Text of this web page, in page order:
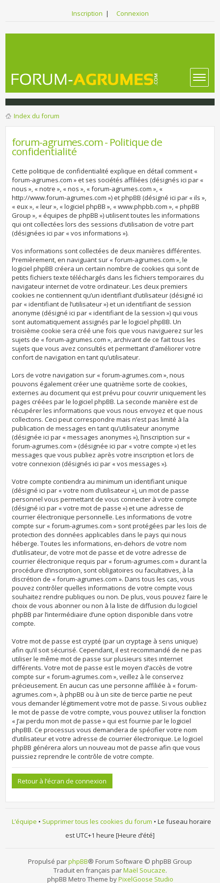
Inscription | Connexion
Index du forum
forum-agrumes.com - Politique de
confidentialité
Cette politique de confidentialité explique en détail comment «
forum-agrumes.com » et ses sociétés affiliées (désignés ici par «
nous », « notre », « nos », « forum-agrumes.com », «
http://www.forum-agrumes.com ») et phpBB (désigné ici par « ils »,
« eux », « leur », « logiciel phpBB », « www.phpbb.com », « phpBB
Group », « équipes de phpBB ») utilisent toutes les informations
qui ont collectées lors des sessions d’utilisation de votre part
(désignées ici par « vos informations »).
Vos informations sont collectées de deux manières différentes.
Premièrement, en naviguant sur « forum-agrumes.com », le
logiciel phpBB créera un certain nombre de cookies qui sont de
petits fichiers texte téléchargés dans les fichiers temporaires du
navigateur internet de votre ordinateur. Les deux premiers
cookies ne contiennent qu’un identifiant d’utilisateur (désigné ici
par « identifiant de l’utilisateur ») et un identifiant de session
anonyme (désigné ici par « identifiant de la session ») qui vous
sont automatiquement assignés par le logiciel phpBB. Un
troisième cookie sera créé une fois que vous naviguerez sur les
sujets de « forum-agrumes.com », archivant de ce fait tous les
sujets que vous avez consultés et permettant d’améliorer votre
confort de navigation en tant qu’utilisateur.
Lors de votre navigation sur « forum-agrumes.com », nous
pouvons également créer une quatrième sorte de cookies,
externes au document qui est prévu pour couvrir uniquement les
pages créées par le logiciel phpBB. La seconde manière est de
récupérer les informations que vous nous envoyez et que nous
collectons. Ceci peut correspondre mais n’est pas limité à la
publication de messages en tant qu’utilisateur anonyme
(désignée ici par « messages anonymes »), l’inscription sur «
forum-agrumes.com » (désignée ici par « votre compte ») et les
messages que vous publiez après votre inscription et lors de
votre connexion (désignés ici par « vos messages »).
Votre compte contiendra au minimum un identifiant unique
(désigné ici par « votre nom d’utilisateur »), un mot de passe
personnel vous permettant de vous connecter à votre compte
(désigné ici par « votre mot de passe ») et une adresse de
courrier électronique personnelle. Les informations de votre
compte sur « forum-agrumes.com » sont protégées par les lois de
protection des données applicables dans le pays qui nous
héberge. Toutes les informations, en-dehors de votre nom
d’utilisateur, de votre mot de passe et de votre adresse de
courrier électronique requis par « forum-agrumes.com » durant la
procédure d’inscription, sont obligatoires ou facultatives, à la
discrétion de « forum-agrumes.com ». Dans tous les cas, vous
pouvez contrôler quelles informations de votre compte vous
souhaitez rendre publiques ou non. De plus, vous pouvez faire le
choix de vous abonner ou non à la liste de diffusion du logiciel
phpBB par l’intermédiaire d’une option disponible dans votre
compte.
Votre mot de passe est crypté (par un cryptage à sens unique)
afin qu’il soit sécurisé. Cependant, il est recommandé de ne pas
utiliser le même mot de passe sur plusieurs sites internet
différents. Votre mot de passe est le moyen d’accès de votre
compte sur « forum-agrumes.com », veillez à le conservez
précieusement. En aucun cas une personne affiliée à « forum-
agrumes.com », à phpBB ou à un site de tierce partie ne peut
vous demander légitimement votre mot de passe. Si vous oubliez
le mot de passe de votre compte, vous pouvez utiliser la fonction
« J’ai perdu mon mot de passe » qui est fournie par le logiciel
phpBB. Ce processus vous demandera de spécifier votre nom
d’utilisateur et votre adresse de courrier électronique. Le logiciel
phpBB générera alors un nouveau mot de passe afin que vous
puissiez reprendre le contrôle de votre compte.
Retour à l’écran de connexion
L’équipe • Supprimer tous les cookies du forum • Le fuseau horaire
est UTC+1 heure [Heure d’été]
Propulsé parphpBB® Forum Software © phpBB Group
Traduit en français parMaël Soucaze.
phpBB Metro Theme byPixelGoose Studio